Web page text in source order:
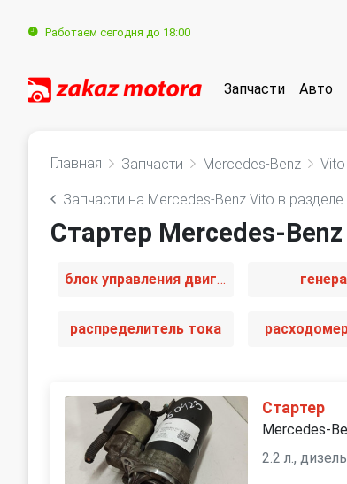
Работаем сегодня до 18:00
Запчасти Авто
Главная Запчасти Mercedes-Benz Vito
Запчасти на Mercedes-Benz Vito в разделе
Стартер Mercedes-
блок управления двигателем
распределитель тока
Стартер
Mercedes-
2.2 л., дизель